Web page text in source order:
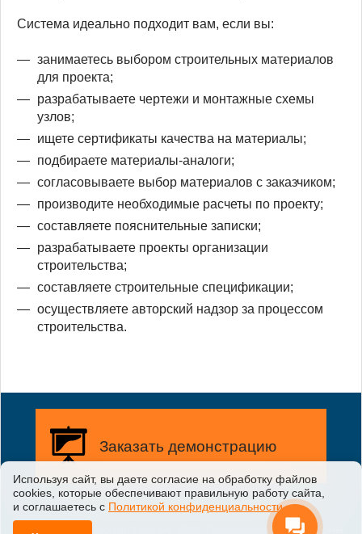
Система идеально подходит вам, если вы:
занимаетесь выбором строительных материалов
для проекта;
разрабатываете чертежи и монтажные схемы
узлов;
ищете сертификаты качества на материалы;
подбираете материалы-аналоги;
согласовываете выбор материалов с заказчиком;
производите необходимые расчеты по проекту;
составляете пояснительные записки;
разрабатываете проекты организации
строительства;
составляете строительные спецификации;
осуществляете авторский надзор за процессом
строительства.
Заказать демонстрацию
Заказать бесплатную
демонстрацию возможностей
системы у вас на предприятии
. Исключительные авторские
Используя сайт, вы даете согласие на обработку файлов
сооkiеs, которые обеспечивают правильную работу сайта,
и соглашаетесь с Политикой конфиденциальности.